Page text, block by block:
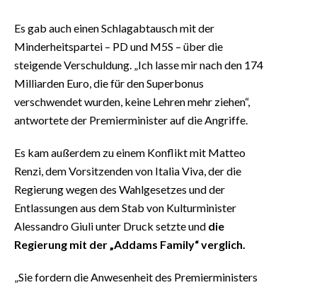
Es gab auch einen Schlagabtausch mit der
Minderheitspartei – PD und M5S – über die
steigende Verschuldung. „Ich lasse mir nach den 174
Milliarden Euro, die für den Superbonus
verschwendet wurden, keine Lehren mehr ziehen“,
antwortete der Premierminister auf die Angriffe.
Es kam außerdem zu einem Konflikt mit Matteo
Renzi, dem Vorsitzenden von Italia Viva, der die
Regierung wegen des Wahlgesetzes und der
Entlassungen aus dem Stab von Kulturminister
Alessandro Giuli unter Druck setzte und die
Regierung mit der „Addams Family“ verglich.
„Sie fordern die Anwesenheit des Premierministers